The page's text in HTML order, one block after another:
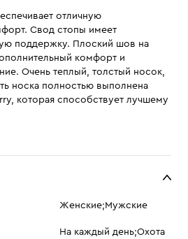
отличную
Свод стопы имеет
поддержку. Плоский шов на
комфорт и
Очень теплый, толстый носок,
носка полностью выполнена
которая способствует лучшему
Женские;Мужские
На каждый день;Охота